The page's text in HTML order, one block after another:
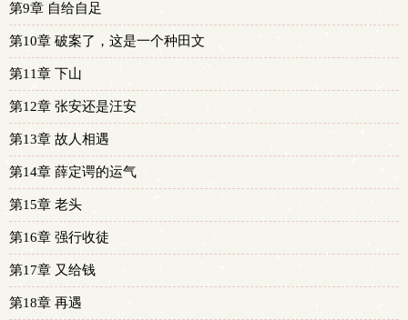
第9章 自给自足
第10章 破案了，这是一个种田文
第11章 下山
第12章 张安还是汪安
第13章 故人相遇
第14章 薛定谔的运气
第15章 老头
第16章 强行收徒
第17章 又给钱
第18章 再遇